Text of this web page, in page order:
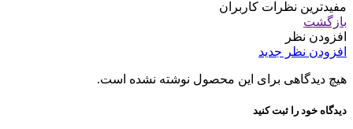
مفیدترین نظرات کاربران
بازگشت
افزودن نظر
افزودن نظر جدید
هیچ دیدگاهی برای این محصول نوشته نشده است.
دیدگاه خود را ثبت کنید